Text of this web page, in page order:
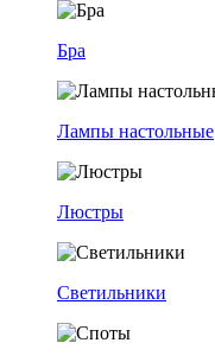
Бра
Лампы настольные
Люстры
Светильники